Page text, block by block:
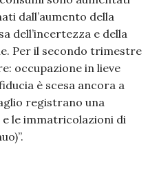
dall’aumento della
dell’incertezza e della
Per il secondo trimestre
occupazione in lieve
è scesa ancora a
registrano una
le immatricolazioni di